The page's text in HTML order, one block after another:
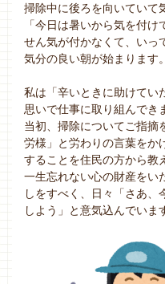
掃除中に後ろを向いていて
「今日は暑いから気を付
せん気が付かなくて、いっ
気分の良い朝が始まります。
私は「辛いときに助けてい
思いで仕事に取り組んでき
当初、掃除についてご指摘
労様」と労わりの言葉をか
することを住民の方から教
一生忘れない心の財産をい
しをすべく、日々「さあ、
しよう」と意気込んでいま